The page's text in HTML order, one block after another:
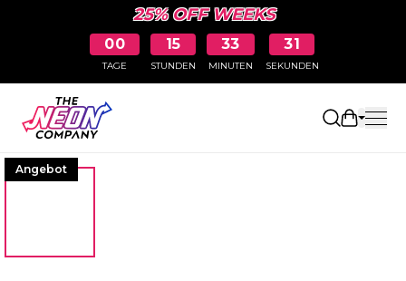
25% OFF WEEKS
00
TAGE
15
STUNDEN
33
MINUTEN
30
SEKUNDEN
Angebot